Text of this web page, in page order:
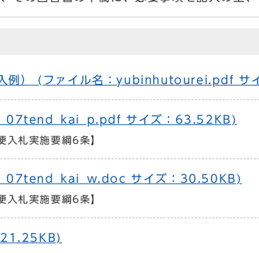
入例） (ファイル名：yubinhutourei.pdf サ
：07tend_kai_p.pdf サイズ：63.52KB)
入札実施要綱6条】
：07tend_kai_w.doc サイズ：30.50KB)
入札実施要綱6条】